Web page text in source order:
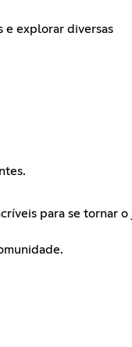
e explorar diversas
para se tornar